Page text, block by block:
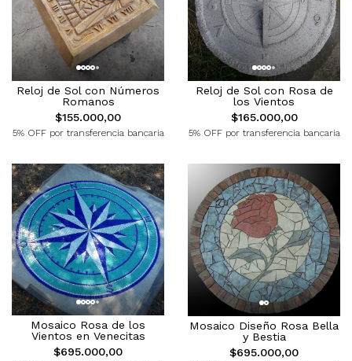
Reloj de Sol con Números
Romanos
$155.000,00
5% OFF por transferencia bancaria
Reloj de Sol con Rosa de
los Vientos
$165.000,00
5% OFF por transferencia bancaria
Mosaico Rosa de los
Vientos en Venecitas
$695.000,00
Mosaico Diseño Rosa Bella
y Bestia
$695.000,00